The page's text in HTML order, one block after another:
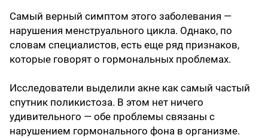
Самый верный симптом этого заболевания —
нарушения менструального цикла. Однако, по
словам специалистов, есть еще ряд признаков,
которые говорят о гормональных проблемах.
Исследователи выделили акне как самый частый
спутник поликистоза. В этом нет ничего
удивительного — обе проблемы связаны с
нарушением гормонального фона в организме.